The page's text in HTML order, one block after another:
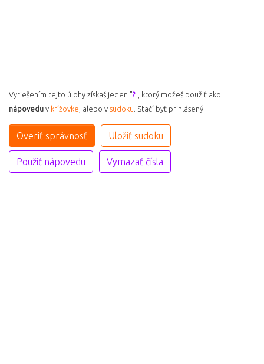
Vyriešením tejto úlohy získaš jeden "?", ktorý možeš použiť ako
nápovedu v krížovke , alebo v sudoku . Stačí byť prihlásený.